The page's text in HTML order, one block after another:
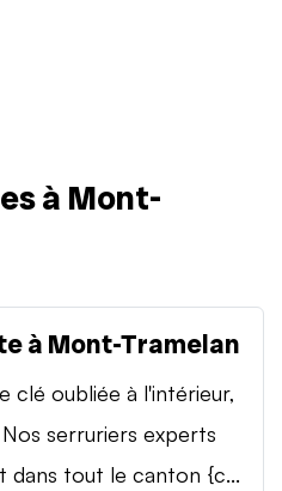
à Mont-
à Mont-Tramelan
clé oubliée à l'intérieur,
serruriers experts
dans tout le canton {c...